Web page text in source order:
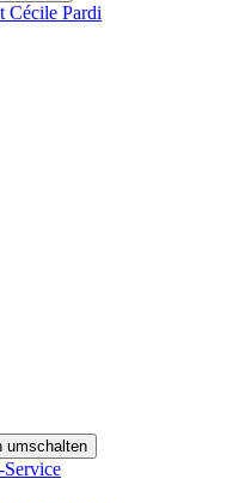
Cécile Pardi
umschalten
Service